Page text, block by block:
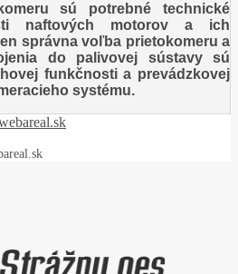
sú potrebné technické
naftových motorov a ich
správna voľba prietokomeru a
do palivovej sústavy sú
funkčnosti a prevádzkovej
systému.